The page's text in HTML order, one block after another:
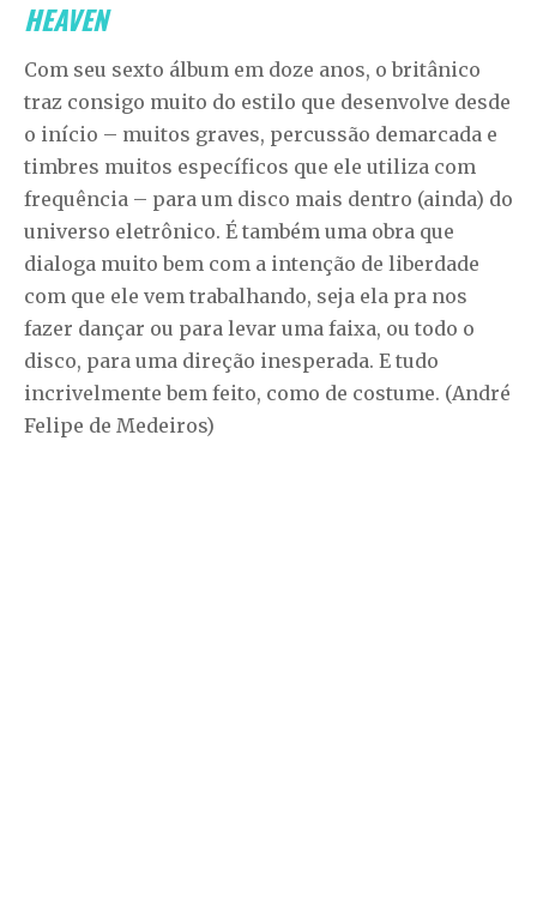
HEAVEN
Com seu sexto álbum em doze anos, o britânico
traz consigo muito do estilo que desenvolve desde
o início – muitos graves, percussão demarcada e
timbres muitos específicos que ele utiliza com
frequência – para um disco mais dentro (ainda) do
universo eletrônico. É também uma obra que
dialoga muito bem com a intenção de liberdade
com que ele vem trabalhando, seja ela pra nos
fazer dançar ou para levar uma faixa, ou todo o
disco, para uma direção inesperada. E tudo
incrivelmente bem feito, como de costume. (André
Felipe de Medeiros)